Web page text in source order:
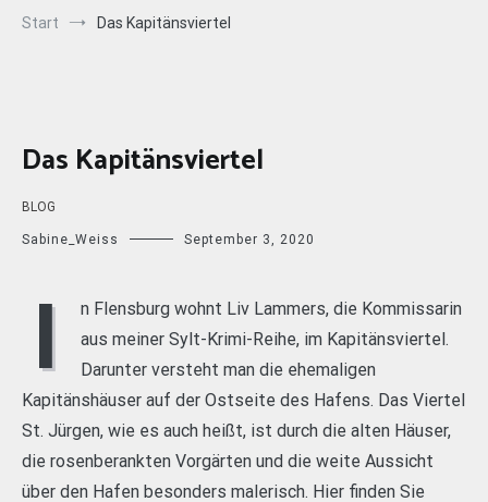
Start Das Kapitänsviertel
Das Kapitänsviertel
BLOG
Sabine_Weiss September 3, 2020
I
n Flensburg wohnt Liv Lammers, die Kommissarin
aus meiner Sylt-Krimi-Reihe, im Kapitänsviertel.
Darunter versteht man die ehemaligen
Kapitänshäuser auf der Ostseite des Hafens. Das Viertel
St. Jürgen, wie es auch heißt, ist durch die alten Häuser,
die rosenberankten Vorgärten und die weite Aussicht
über den Hafen besonders malerisch. Hier finden Sie